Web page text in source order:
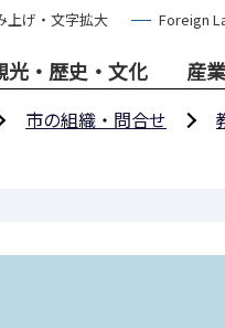
上げ・文字拡大 Foreign
光・歴史・文化 産
市の組織・問合せ